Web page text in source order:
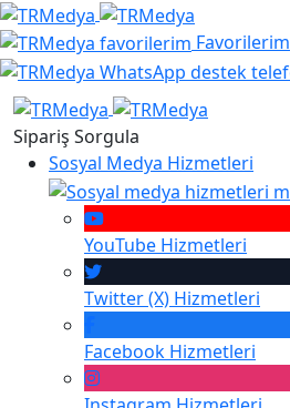
Favorilerim
Sipariş Sorgula
Sosyal Medya Hizmetleri
YouTube Hizmetleri
Twitter (X) Hizmetleri
Facebook Hizmetleri